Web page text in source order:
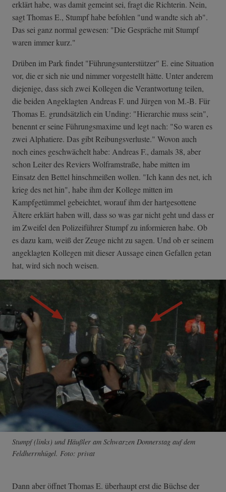
erklärt habe, was damit gemeint sei, fragt die Richterin. Nein,
sagt Thomas E., Stumpf habe befohlen "und wandte sich ab".
Das sei ganz normal gewesen: "Die Gespräche mit Stumpf
waren immer kurz."
Drüben im Park findet "Führungsunterstützer" E. eine Situation
vor, die er sich nie und nimmer vorgestellt hätte. Unter anderem
diejenige, dass sich zwei Kollegen die Verantwortung teilen,
die beiden Angeklagten Andreas F. und Jürgen von M.-B. Für
Thomas E. grundsätzlich ein Unding: "Hierarchie muss sein",
benennt er seine Führungsmaxime und legt nach: "So waren es
zwei Alphatiere. Das gibt Reibungsverluste." Wovon auch
noch eines geschwächelt habe: Andreas F., damals 38, aber
schon Leiter des Reviers Wolframstraße, habe mitten im
Einsatz den Bettel hinschmeißen wollen. "Ich kann des net, ich
krieg des net hin", habe ihm der Kollege mitten im
Kampfgetümmel gebeichtet, worauf ihm der hartgesottene
Ältere erklärt haben will, dass so was gar nicht geht und dass er
im Zweifel den Polizeiführer Stumpf zu informieren habe. Ob
es dazu kam, weiß der Zeuge nicht zu sagen. Und ob er seinem
angeklagten Kollegen mit dieser Aussage einen Gefallen getan
hat, wird sich noch weisen.
Stumpf (links) und Häußler am Schwarzen Donnerstag auf dem
Feldherrnhügel. Foto: privat
Dann aber öffnet Thomas E. überhaupt erst die Büchse der